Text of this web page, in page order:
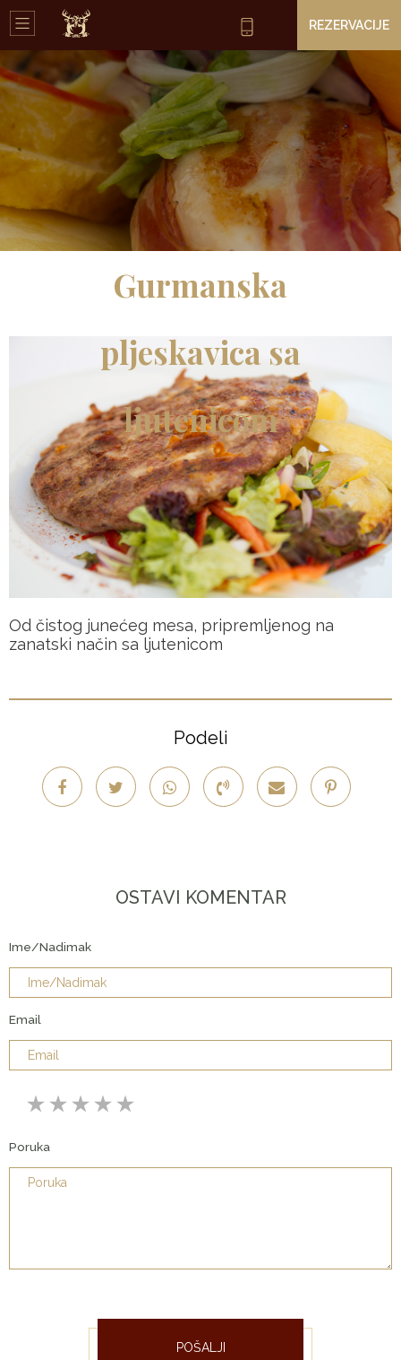
REZERVACIJE
Gurmanska
pljeskavica sa
ljutenicom
Od čistog junećeg mesa, pripremljenog na
zanatski način sa ljutenicom
Podeli
OSTAVI KOMENTAR
Ime/Nadimak
Email
Poruka
POŠALJI